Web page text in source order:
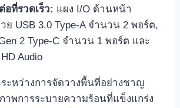
อที่รวดเร็ว: แผง I/O ด้านหน้า
ย USB 3.0 Type-A จำนวน 2 พอร์ต,
2 Type-C จำนวน 1 พอร์ต และ
Audio
ะหว่างการจัดวางพื้นที่อย่างชาญ
าพการระบายความร้อนที่แข็งแกร่ง